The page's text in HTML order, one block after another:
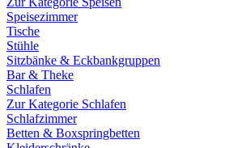
Speisezimmer
Tische
Stühle
Sitzbänke & Eckbankgruppen
Bar & Theke
Schlafen
Zur Kategorie Schlafen
Schlafzimmer
Betten & Boxspringbetten